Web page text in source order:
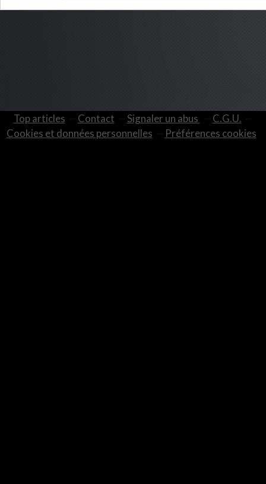
Top articles Contact Signaler un abus
C.G.U.
Cookies et données personnelles
Préférences cookies